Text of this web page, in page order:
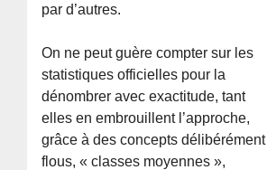
par d’autres.
On ne peut guère compter sur les
statistiques officielles pour la
dénombrer avec exactitude, tant
elles en embrouillent l’approche,
grâce à des concepts délibérément
flous, « classes moyennes »,